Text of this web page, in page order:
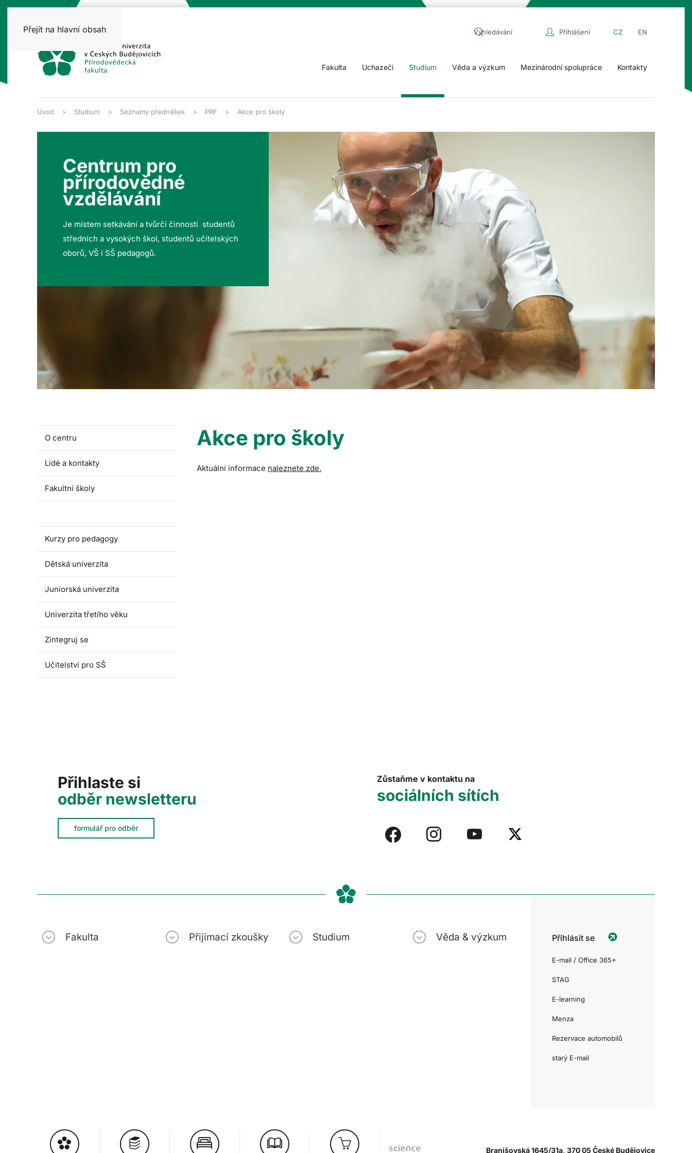
Přejít na hlavní obsah Přihlášení CZ EN
Fakulta Uchazeči Studium Věda a výzkum Mezinárodní spolupráce Kontakty
Úvod Studium Seznamy přednášek PRF Akce pro školy
Centrum pro
přírodovědné
vzdělávání
Je místem setkávání a tvůrčí činnosti studentů
středních a vysokých škol, studentů učitelských
oborů, VŠ i SŠ pedagogů.
O centru
Lidé a kontakty
Fakultní školy
Kurzy pro pedagogy
Dětská univerzita
Juniorská univerzita
Univerzita třetího věku
Zintegruj se
Učitelství pro SŠ
Akce pro školy
Aktuální informace naleznete zde.
Přihlaste si
odběr newsletteru
formulář pro odběr
Zůstaňme v kontaktu na
sociálních sítích
Fakulta Přijímací zkoušky Studium Věda & výzkum Přihlásit se
E-mail / Office 365+
STAG
E-learning
Menza
Rezervace automobilů
starý E-mail
Branišovská 1645/31a, 370 05 České Budějovice